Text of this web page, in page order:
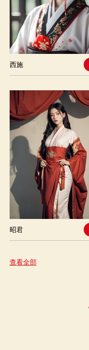
西施
昭君
查看全部